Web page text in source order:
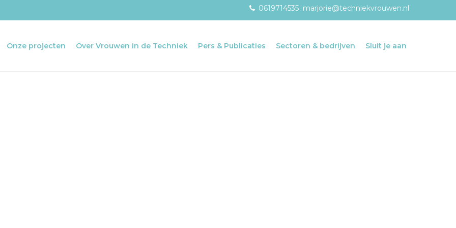
0619714535 marjorie@techniekvrouwen.nl
Onze projecten Over Vrouwen in de Techniek Pers & Publicaties Sectoren & bedrijven Sluit je aan